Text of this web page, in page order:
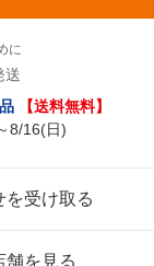
に
送
【送料無料】
8/16(日)
を受け取る
舗を見る